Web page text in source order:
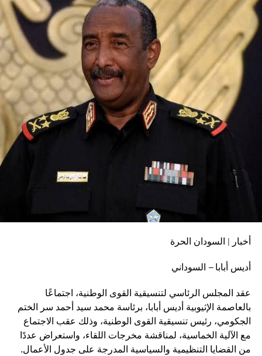
أخبار | السودان الحرة
أديس أبابا – السوداني
عقد المجلس الرئاسي لتنسيقية القوى الوطنية، اجتماعًا
بالعاصمة الإثيوبية أديس أبابا، برئاسة محمد سيد أحمد سر الختم
الجكومي، رئيس تنسيقية القوى الوطنية، وذلك عقب الاجتماع
مع الآلية الخماسية، لمناقشة مخرجات اللقاء، واستعراض عددًا
من القضايا التنظيمية والسياسية المدرجة على جدول الأعمال.